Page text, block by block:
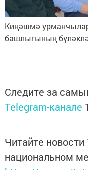
Киңәшмә
башлыгының
Следите за
Telegram-канале
Читайте новости
национальном